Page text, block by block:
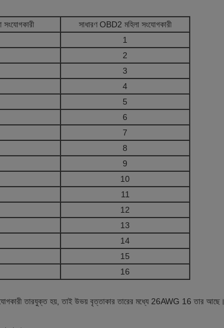
সাধারণ OBD2 মহিলা সংযোগকারী
1
2
3
4
5
6
7
8
9
10
11
12
13
14
15
16
তারযুক্ত হয়, তাই উভয় বৃত্তাকার তারের মধ্যে 26AWG 16 তার আছে।